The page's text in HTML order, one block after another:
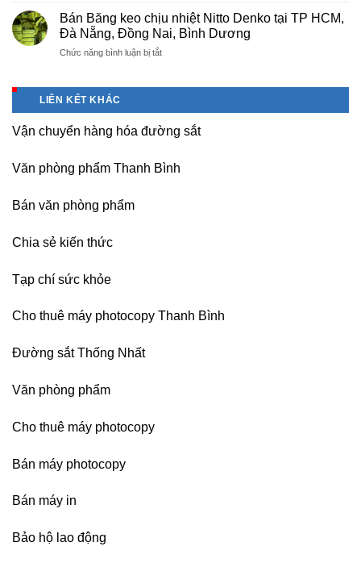
nghiệp
Bắc
Bài
Nội
Nội
giá
uy
nghề
giấy
Double
A
Bán Băng keo chịu nhiệt Nitto Denko tại TP HCM,
Đà Nẵng, Đồng Nai, Bình Dương
Chức năng bình luận bị tắtở
Nitto
tại
TP
LIÊN KẾT KHÁC
Vận chuyển hàng hóa đường sắt
Văn phòng phẩm Thanh Bình
Bán văn phòng phẩm
Chia sẻ kiến thức
Tạp chí sức khỏe
Cho thuê máy photocopy Thanh Bình
Đường sắt Thống Nhất
Văn phòng phẩm
Cho thuê máy photocopy
Bán máy photocopy
Bán máy in
Bảo hộ lao động